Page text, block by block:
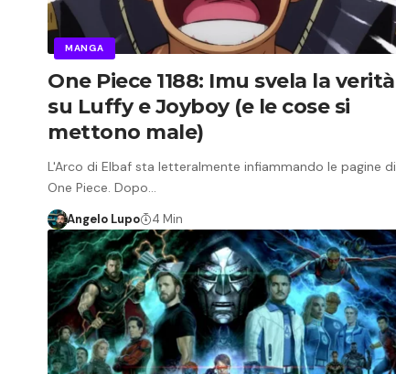
MANGA
One Piece 1188: Imu svela la verità
su Luffy e Joyboy (e le cose si
mettono male)
L'Arco di Elbaf sta letteralmente infiammando le pagine di
One Piece. Dopo…
Angelo Lupo 4 Min